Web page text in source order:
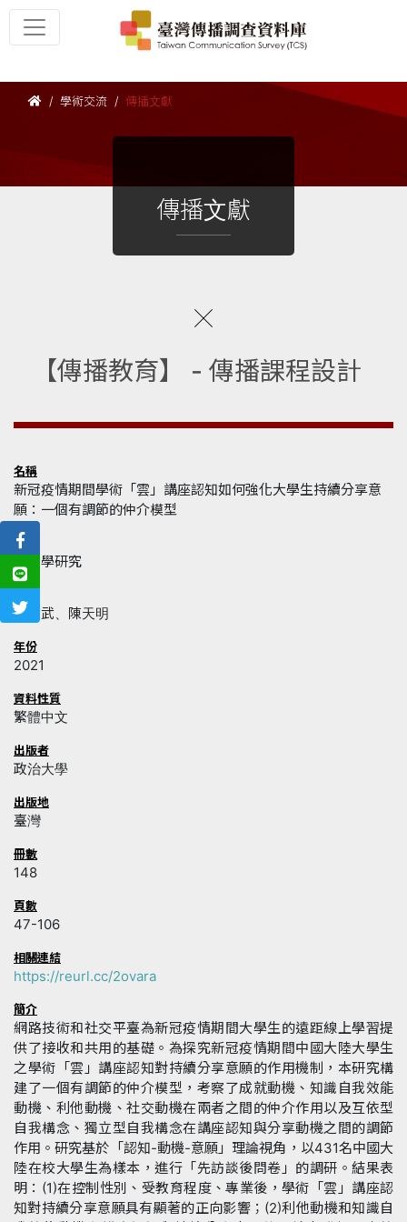
學術交流 傳播文獻
傳播文獻
【傳播教育】 - 傳播課程設計
名稱
新冠疫情期間學術「雲」講座認知如何強化大學生持續分享意
願：一個有調節的仲介模型
來源
新聞學研究
何志武、陳天明
年份
2021
資料性質
繁體中文
出版者
政治大學
出版地
臺灣
冊數
148
頁數
47-106
相關連結
https://reurl.cc/2ovara
簡介
網路技術和社交平臺為新冠疫情期間大學生的遠距線上學習提
供了接收和共用的基礎。為探究新冠疫情期間中國大陸大學生
之學術「雲」講座認知對持續分享意願的作用機制，本研究構
建了一個有調節的仲介模型，考察了成就動機、知識自我效能
動機、利他動機、社交動機在兩者之間的仲介作用以及互依型
自我構念、獨立型自我構念在講座認知與分享動機之間的調節
作用。研究基於「認知-動機-意願」理論視角，以431名中國大
陸在校大學生為樣本，進行「先訪談後問卷」的調研。結果表
明：(1)在控制性別、受教育程度、專業後，學術「雲」講座認
知對持續分享意願具有顯著的正向影響；(2)利他動機和知識自